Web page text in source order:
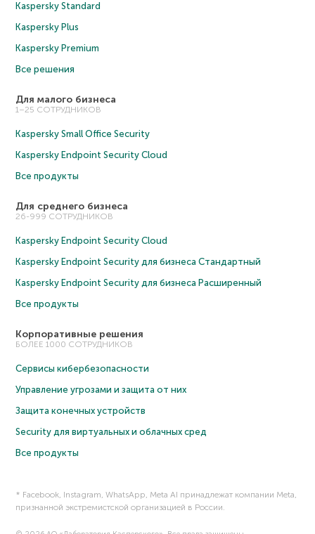
Kaspersky Standard
Kaspersky Plus
Kaspersky Premium
Все решения
Для малого бизнеса
1–25 СОТРУДНИКОВ
Kaspersky Small Office Security
Kaspersky Endpoint Security Cloud
Все продукты
Для среднего бизнеса
26-999 СОТРУДНИКОВ
Kaspersky Endpoint Security Cloud
Kaspersky Endpoint Security для бизнеса Cтандартный
Kaspersky Endpoint Security для бизнеса Расширенный
Все продукты
Корпоративные решения
БОЛЕЕ 1000 СОТРУДНИКОВ
Сервисы кибербезопасности
Управление угрозами и защита от них
Защита конечных устройств
Security для виртуальных и облачных сред
Все продукты
* Facebook, Instagram, WhatsApp, Meta AI принадлежат компании Meta,
признанной экстремистской организацией в России.